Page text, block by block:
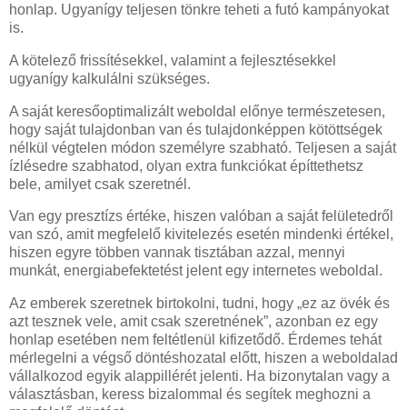
honlap. Ugyanígy teljesen tönkre teheti a futó kampányokat
is.
A kötelező frissítésekkel, valamint a fejlesztésekkel
ugyanígy kalkulálni szükséges.
A saját keresőoptimalizált weboldal előnye természetesen,
hogy saját tulajdonban van és tulajdonképpen kötöttségek
nélkül végtelen módon személyre szabható. Teljesen a saját
ízlésedre szabhatod, olyan extra funkciókat építtethetsz
bele, amilyet csak szeretnél.
Van egy presztízs értéke, hiszen valóban a saját felületedről
van szó, amit megfelelő kivitelezés esetén mindenki értékel,
hiszen egyre többen vannak tisztában azzal, mennyi
munkát, energiabefektetést jelent egy internetes weboldal.
Az emberek szeretnek birtokolni, tudni, hogy „ez az övék és
azt tesznek vele, amit csak szeretnének”, azonban ez egy
honlap esetében nem feltétlenül kifizetődő. Érdemes tehát
mérlegelni a végső döntéshozatal előtt, hiszen a weboldalad
vállalkozod egyik alappillérét jelenti. Ha bizonytalan vagy a
választásban, keress bizalommal és segítek meghozni a